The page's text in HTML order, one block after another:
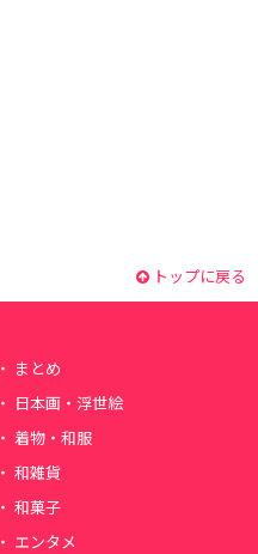
トップに戻る
まとめ
日本画・浮世絵
着物・和服
和雑貨
和菓子
エンタメ